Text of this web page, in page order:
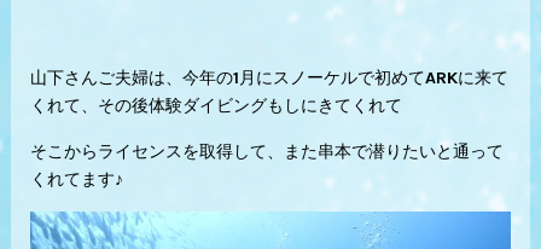
山下さんご夫婦は、今年の1月にスノーケルで初めてARKに来て
くれて、その後体験ダイビングもしにきてくれて
そこからライセンスを取得して、また串本で潜りたいと通って
くれてます♪